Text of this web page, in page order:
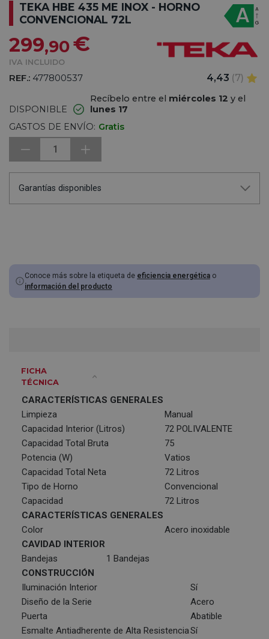
TEKA HBE 435 ME INOX - HORNO
CONVENCIONAL 72L
299,90€
IVA INCLUIDO
REF.: 477800537 4,43 (7)
DISPONIBLE
Recíbelo entre el miércoles 12 y el
lunes 17
GASTOS DE ENVÍO: Gratis
1
Garantías disponibles
Conoce más sobre la etiqueta de eficiencia energética o
información del producto
FICHA
TÉCNICA
CARACTERÍSTICAS GENERALES
Limpieza
Manual
Capacidad Interior (Litros)
72 POLIVALENTE
Capacidad Total Bruta
75
Potencia (W)
Vatios
Capacidad Total Neta
72 Litros
Tipo de Horno
Convencional
Capacidad
72 Litros
CARACTERÍSTICAS GENERALES
Color
Acero inoxidable
CAVIDAD INTERIOR
Bandejas
1 Bandejas
CONSTRUCCIÓN
Iluminación Interior
Sí
Diseño de la Serie
Acero
Puerta
Abatible
Esmalte Antiadherente de Alta ResistenciaSí